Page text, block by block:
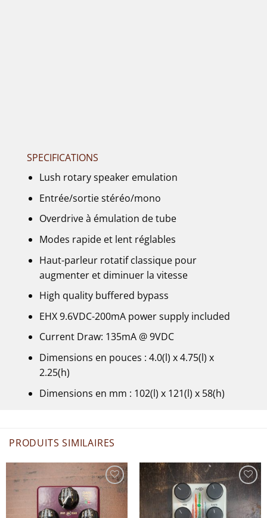
SPECIFICATIONS
Lush rotary speaker emulation
Entrée/sortie stéréo/mono
Overdrive à émulation de tube
Modes rapide et lent réglables
Haut-parleur rotatif classique pour
augmenter et diminuer la vitesse
High quality buffered bypass
EHX 9.6VDC-200mA power supply included
Current Draw: 135mA @ 9VDC
Dimensions en pouces : 4.0(l) x 4.75(l) x
2.25(h)
Dimensions en mm : 102(l) x 121(l) x 58(h)
PRODUITS SIMILAIRES